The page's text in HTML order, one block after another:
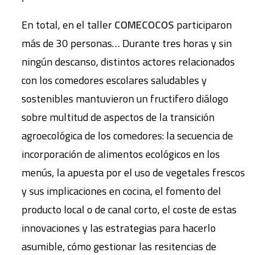
En total, en el tallerCOMECOCOS participaron
más de 30 personas… Durante tres horas y sin
ningún descanso, distintos actores relacionados
con los comedores escolares saludables y
sostenibles mantuvieron un fructifero diálogo
sobre multitud de aspectos de la transición
agroecológica de los comedores: la secuencia de
incorporación de alimentos ecológicos en los
menús, la apuesta por el uso de vegetales frescos
y sus implicaciones en cocina, el fomento del
producto local o de canal corto, el coste de estas
innovaciones y las estrategias para hacerlo
asumible, cómo gestionar las resitencias de